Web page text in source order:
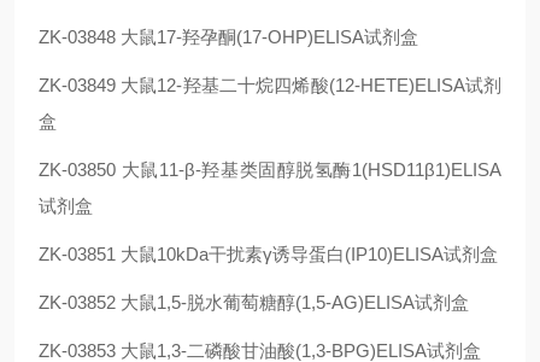
ZK-03848 大鼠17-羟孕酮(17-OHP)ELISA试剂盒
ZK-03849 大鼠12-羟基二十烷四烯酸(12-HETE)ELISA试剂
盒
ZK-03850 大鼠11-β-羟基类固醇脱氢酶1(HSD11β1)ELISA
试剂盒
ZK-03851 大鼠10kDa干扰素γ诱导蛋白(IP10)ELISA试剂盒
ZK-03852 大鼠1,5-脱水葡萄糖醇(1,5-AG)ELISA试剂盒
ZK-03853 大鼠1,3-二磷酸甘油酸(1,3-BPG)ELISA试剂盒